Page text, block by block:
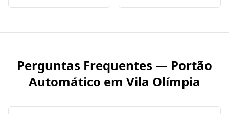
Perguntas Frequentes — Portão
Automático em Vila Olímpia